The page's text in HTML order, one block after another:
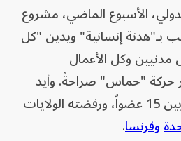
الأسبوع الماضي، مشروع
بـ"هدنة إنسانية" ويدين "كل
مدنيين وكل الأعمال
حركة "حماس" صراحةً. وأيد
النص 5 دول فقط من بين 15 عضواً، ورفضته الولايات
وفرنسا.